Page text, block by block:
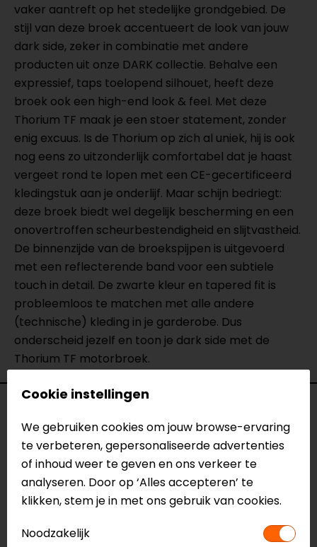
vaker aantreft op het stedelijke grondgebied. De
stijl van deze broek accentueert de look van jouw
dark side, zeker in combinatie met andere
producten uit onze DARK collectie. Behalve een
expressief, taps toelopend silhouet, heeft deze
broek ook een high-end look & feel. Met deze
Thorium TF maak je een stoer statement, zonder
enig excuus. Is de Thorium op zich al uniek, hij is ook
nog eens zo uitzonderlijk comfortabel dat je haast
vergeet rond te lopen met een CE-gecertificeerd
kledingstuk aan je onderlijf. Maar schijn bedriegt:
deze broek biedt wel degelijk bescherming en een
onovertroffen scheurbestendigheid en slijtvastheid.
De binnenzijde van de broekspijpen is uitgevoerd
met een reflecterende band voor een subtiele
touch in detail. De zwarte kleur en tapered fit is
probleemloos te matchen met alle andere
(technische) kleding in je garderobe. Dus
onderscheid jezelf en toon je dark side met de
Thorium TF motorbroek.
Naam
Thorium TF Motorjeans
Model
FPT116
Merk
REV'IT!
Kleur
Zwart
Certificeringsklasse
Cookie instellingen
We gebruiken cookies om jouw browse-ervaring
te verbeteren, gepersonaliseerde advertenties
of inhoud weer te geven en ons verkeer te
analyseren. Door op ‘Alles accepteren’ te
klikken, stem je in met ons gebruik van cookies.
Noodzakelijk